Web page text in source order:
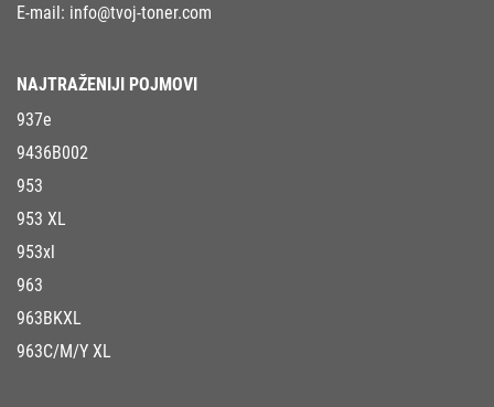
E-mail: info@tvoj-toner.com
NAJTRAŽENIJI POJMOVI
937e
9436B002
953
953 XL
953xl
963
963BKXL
963C/M/Y XL